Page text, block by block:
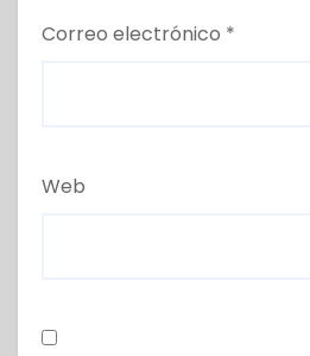
Correo electrónico *
Web